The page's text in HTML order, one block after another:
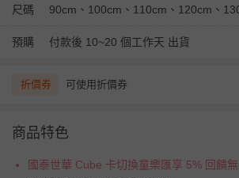
尺碼
預購 付款後 10~20 個工作天 出貨
折價券 可使用折價券
商品特色
國泰世華 Cube 卡切換童樂匯享 5% 回饋